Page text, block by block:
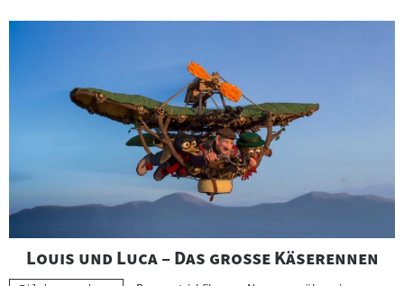
"
Louis und Luca – Das große Käserennen